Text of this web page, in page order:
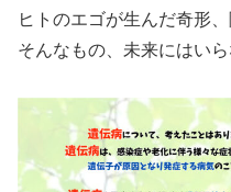
ヒトのエゴが生んだ奇形
そんなもの、未来にはいら